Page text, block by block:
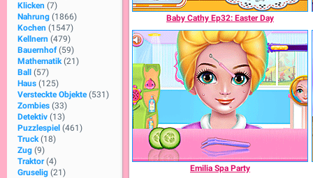
Klicken (7)
Nahrung (1866)
Kochen (1547)
Kellnern (479)
Bauernhof (59)
Mathematik (21)
Ball
(57)
Haus (125)
Versteckte Objekte (531)
Zombies (33)
Detektiv (13)
Puzzlespiel (461)
Truck (18)
Zug (9)
Traktor (4)
Gruselig (21)
Baby Cathy Ep32: Easter Day
Emilia Spa Party